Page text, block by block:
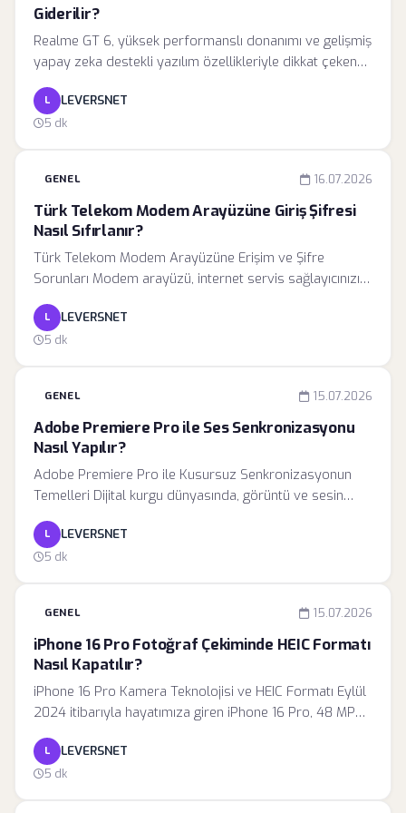
Giderilir?
Realme GT 6, yüksek performanslı donanımı ve gelişmiş
yapay zeka destekli yazılım özellikleriyle dikkat çeken
bir cihazdır. Ancak, birçok kullanıcı cihazın arka plan
süreçlerini yönetme biçimi nedeniyle bildirimlerin
ulaşmaması veya geç gelmesi gibi sorunlarla
yazılımlarda önemli bir aksamaya yol açmaktadır.
L
LEVERSNET
5 dk
GENEL 16.07.2026
Türk Telekom Modem Arayüzüne Giriş Şifresi
Nasıl Sıfırlanır?
Türk Telekom Modem Arayüzüne Erişim ve Şifre
Sorunları Modem arayüzü, internet servis sağlayıcınızın
sunduğu bağlantı kalitesini yönettiğiniz, güvenlik duvarı
ayarlarını yapılandırdığınız ve kablosuz ağ
performansını optimize ettiğiniz kritik bir yönetim
L
LEVERSNET
5 dk
GENEL 15.07.2026
Adobe Premiere Pro ile Ses Senkronizasyonu
Nasıl Yapılır?
Adobe Premiere Pro ile Kusursuz Senkronizasyonun
Temelleri Dijital kurgu dünyasında, görüntü ve sesin
birbirinden bağımsız kaynaklardan kaydedildiği
projelerde, nihai kurgunun izlenebilirliği tamamen
senkronizasyonun başarısına bağlıdır. Adobe Premiere
sunan kapsamlı bir ekosistem sağlar. Profesyonel bir
kurgu akışında ses ve görüntünün bir kareden (frame)
daha fazla sapması, izleyici deneyimini ciddi şekilde
olumsuz etkiler.
L
LEVERSNET
5 dk
GENEL 15.07.2026
iPhone 16 Pro Fotoğraf Çekiminde HEIC Formatı
Nasıl Kapatılır?
iPhone 16 Pro Kamera Teknolojisi ve HEIC Formatı Eylül
2024 itibarıyla hayatımıza giren iPhone 16 Pro, 48 MP
ana sensör ve gelişmiş görüntü işleme yetenekleriyle
donatılmıştır. Bu denli yüksek çözünürlüklü verilerin
cihaz içerisinde hızlı işlenmesi ve saklanması, Apple'ın
L
LEVERSNET
5 dk